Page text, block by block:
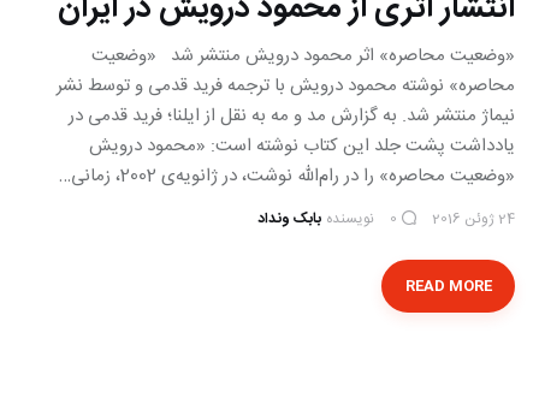
«وضعیت محاصره» اثر محمود درویش منتشر شد «وضعیت
محاصره» نوشته محمود درویش با ترجمه فرید قدمی و توسط نشر
نیماژ منتشر شد. به گزارش مد و مه به نقل از ایلنا؛ فرید قدمی در
یادداشت پشت جلد این کتاب نوشته است: «محمود درویش
«وضعیت محاصره» را در رام‌الله نوشت، در ژانویه‌ی 2002، زمانی…
24 ژوئن 2016 0 نویسنده بابک ونداد
READ MORE